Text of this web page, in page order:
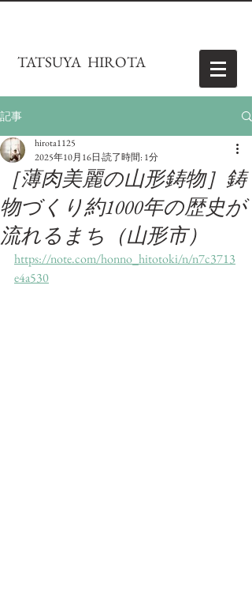
TATSUYA HIROTA
記事
［薄肉美麗の山形鋳物］鋳
物づくり約1000年の歴史が
流れるまち（山形市）
hirota1125
2025年10月16日 読了時間: 1分
https://note.com/honno_hitotoki/n/n7c3713
e4a530